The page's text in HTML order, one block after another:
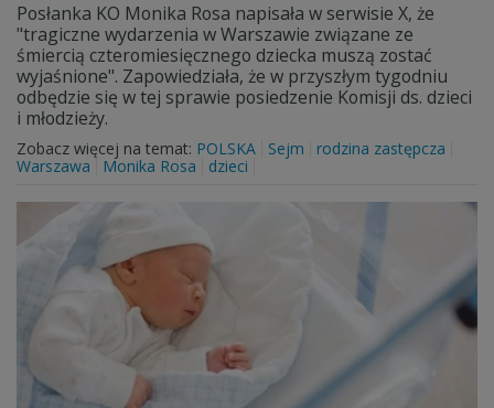
Posłanka KO Monika Rosa napisała w serwisie X, że
"tragiczne wydarzenia w Warszawie związane ze
śmiercią czteromiesięcznego dziecka muszą zostać
wyjaśnione". Zapowiedziała, że w przyszłym tygodniu
odbędzie się w tej sprawie posiedzenie Komisji ds. dzieci
i młodzieży.
Zobacz więcej na temat: POLSKA Sejm
rodzina zastępcza
Warszawa
Monika Rosa dzieci